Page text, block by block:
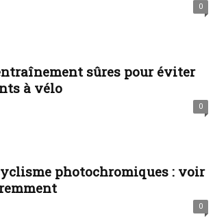
0
sûres pour éviter
à vélo
0
photochromiques : voir
0